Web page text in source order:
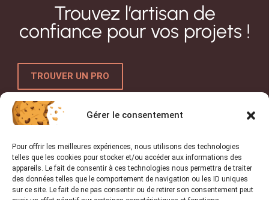
Gérer le consentement
Pour offrir les meilleures expériences, nous utilisons des technologies
telles que les cookies pour stocker et/ou accéder aux informations des
appareils. Le fait de consentir à ces technologies nous permettra de traiter
des données telles que le comportement de navigation ou les ID uniques
sur ce site. Le fait de ne pas consentir ou de retirer son consentement peut
Trouvez l’artisan de
confiance pour vos projets !
TROUVER UN PRO
Liens utiles
Accueil
Conseils & Actualités
A propos